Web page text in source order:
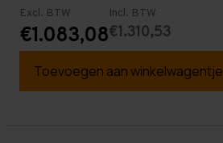
Excl. BTW
€1.083,08
Incl. BTW
€1.310,53
Toevoegen aan winkelwagentje